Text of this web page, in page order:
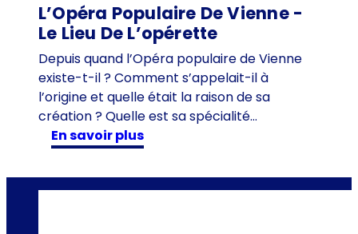
s
c
h
e
z
T
i
e
T
L’Opéra Populaire De Vienne -
Le Lieu De L’opérette
Depuis quand l’Opéra populaire de Vienne
existe-t-il ? Comment s’appelait-il à
l’origine et quelle était la raison de sa
création ? Quelle est sa spécialité…
en savoir plus:
L
’
O